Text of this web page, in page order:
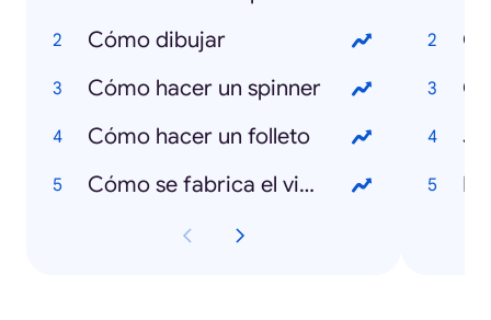
Cómo dibujar
Cómo hacer un spinner
Cómo hacer un folleto
Cómo se fabrica el vidrio